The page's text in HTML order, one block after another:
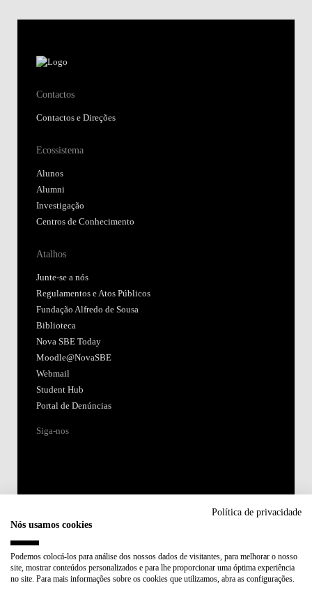
Contactos
Contactos e Direções
Ecossistema
Alunos
Alumni
Investigação
Centros de Conhecimento
Atalhos
Junte-se a nós
Regulamentos e Atos Públicos
Fundação Alfredo de Sousa
Biblioteca
Nova SBE Today
Moodle@NovaSBE
Webmail
Student Hub
Portal de Denúncias
Siga-nos
Membro de:
Política de privacidade
Nós usamos cookies
Podemos colocá-los para análise dos nossos dados de visitantes, para melhorar o nosso
site, mostrar conteúdos personalizados e para lhe proporcionar uma óptima experiência
no site. Para mais informações sobre os cookies que utilizamos, abra as configurações.